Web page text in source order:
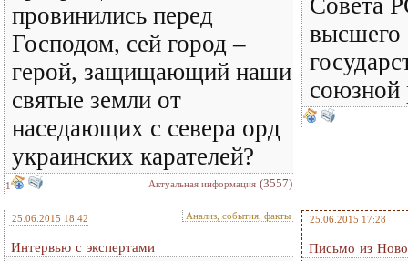
провинились перед
Господом, сей город –
герой, защищающий наши
святые земли от
наседающих с севера орд
украинских карателей?
1 Актуальная информация (3557)
Совета
высшего
союзной
25.06.2015 18:42 Анализ, события, факты
Интервью с экспертами
25.06.2015 17:28
Письмо из